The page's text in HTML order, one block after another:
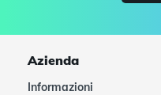
Azienda
Informazioni